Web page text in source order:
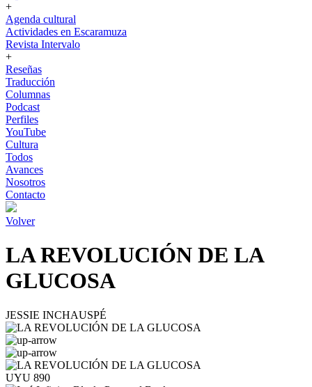
+
Agenda cultural
Actividades en Escaramuza
Revista Intervalo
+
Reseñas
Traducción
Columnas
Podcast
Perfiles
YouTube
Cultura
Todos
Avances
Nosotros
Contacto
Volver
LA REVOLUCIÓN DE LA
GLUCOSA
JESSIE INCHAUSPÉ
UYU 890